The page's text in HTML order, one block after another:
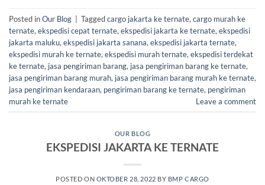
Posted inOur Blog | Taggedcargo jakarta ke ternate, cargo murah ke
ternate, ekspedisi cepat ternate, ekspedisi jakarta ke ternate, ekspedisi
jakarta maluku, ekspedisi jakarta sanana, ekspedisi jakarta ternate,
ekspedisi murah ke ternate, ekspedisi murah ternate, ekspedisi terdekat
ke ternate, jasa pengiriman barang, jasa pengiriman barang ke ternate,
jasa pengiriman barang murah, jasa pengiriman barang murah ke ternate,
jasa pengiriman kendaraan, pengiriman barang ke ternate, pengiriman
murah ke ternate
Leave a comment
OUR BLOG
EKSPEDISI JAKARTA KE TERNATE
POSTED ON OKTOBER 28, 2022 BY BMP CARGO